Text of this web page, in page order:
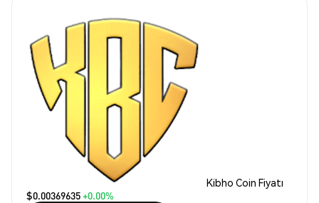
Kibho Coin Fiyatı
$0.00369635+0.00%